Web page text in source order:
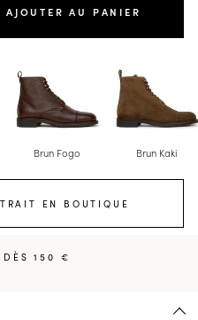
AJOUTER AU PANIER
Brun Fogo Brun Kaki
EN BOUTIQUE
DÈS 150 €